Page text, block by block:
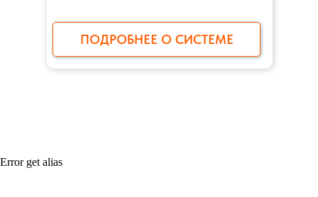
ПОДРОБНЕЕ О СИСТЕМЕ
Error get alias